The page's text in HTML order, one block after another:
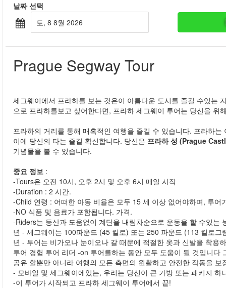
날짜 선택
토, 8 8월 2026
Prague Segway Tour
세그웨이에서 프라하를 보는 것은이 아름다운 도시를 즐길 수있는
으로 프라하를보고 싶어한다면, 프라하 세그웨이 투어는 당신을 위
프라하의 거리를 통해 매혹적인 여행을 즐길 수 있습니다. 프라하
이에 당신의 타는 즐길 확신합니다. 당신은 프라하 성 (Prague
기념물을 볼 수 있습니다.
중요 정보 :
-Tours은 오전 10시, 오후 2시 및 오후 6시 매일 시작
-Duration : 2 시간.
-Child 연령 : 어떠한 아동 비율은 모두 15 세 이상 없어야하며, 투
-NO 식품 및 음료가 포함됩니다. 가격.
-Riders는 등산과 도움없이 계단을 내림차순으로 운동을 할 수있는
년 - 세그웨이는 100파운드 (45 킬로) 또는 250 파운드 (113 킬로
년 - 투어는 비가오나 눈이오나 갈 때문에 적절한 옷과 신발을 착용
투어 경험 투어 리더 -on 투어를하는 동안 모두 도움이 될 것입니
공유 할뿐만 아니라 여행의 모든​​ 측면의 원활하고 안전한 작동을 보
- 모바일 및 세그웨이에있는, 우리는 당신이 큰 가방 또는 패키지 하
-이 투어가 시작되고 프라하 세그웨이 투어에서 끝!